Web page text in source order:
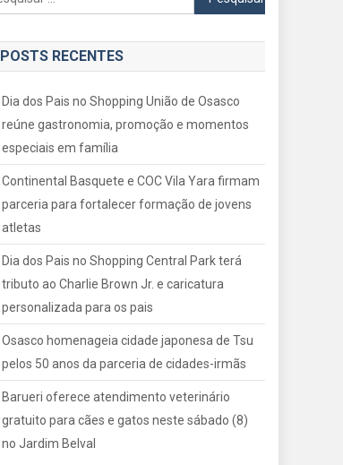
por:
POSTS RECENTES
Dia dos Pais no Shopping União de Osasco
reúne gastronomia, promoção e momentos
especiais em família
Continental Basquete e COC Vila Yara firmam
parceria para fortalecer formação de jovens
atletas
Dia dos Pais no Shopping Central Park terá
tributo ao Charlie Brown Jr. e caricatura
personalizada para os pais
Osasco homenageia cidade japonesa de Tsu
pelos 50 anos da parceria de cidades-irmãs
Barueri oferece atendimento veterinário
gratuito para cães e gatos neste sábado (8)
no Jardim Belval